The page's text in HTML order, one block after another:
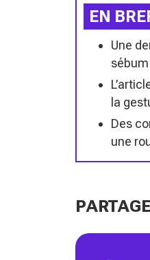
EN
Une
la
Des
une